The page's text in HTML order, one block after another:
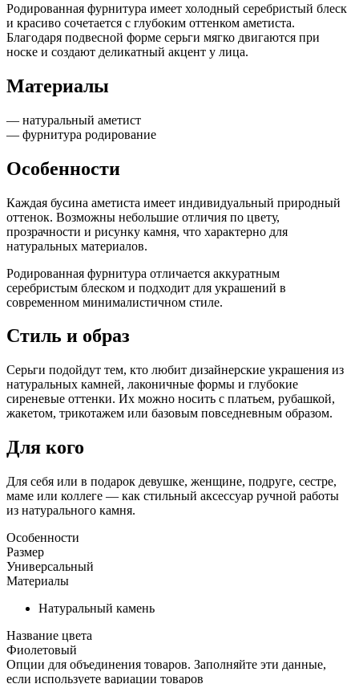
Родированная фурнитура имеет холодный серебристый блеск
и красиво сочетается с глубоким оттенком аметиста.
Благодаря подвесной форме серьги мягко двигаются при
носке и создают деликатный акцент у лица.
Материалы
— натуральный аметист
— фурнитура родирование
Особенности
Каждая бусина аметиста имеет индивидуальный природный
оттенок. Возможны небольшие отличия по цвету,
прозрачности и рисунку камня, что характерно для
натуральных материалов.
Родированная фурнитура отличается аккуратным
серебристым блеском и подходит для украшений в
современном минималистичном стиле.
Стиль и образ
Серьги подойдут тем, кто любит дизайнерские украшения из
натуральных камней, лаконичные формы и глубокие
сиреневые оттенки. Их можно носить с платьем, рубашкой,
жакетом, трикотажем или базовым повседневным образом.
Для кого
Для себя или в подарок девушке, женщине, подруге, сестре,
маме или коллеге — как стильный аксессуар ручной работы
из натурального камня.
Особенности
Размер
Универсальный
Материалы
Натуральный камень
Название цвета
Фиолетовый
Опции для объединения товаров. Заполняйте эти данные,
если используете вариации товаров